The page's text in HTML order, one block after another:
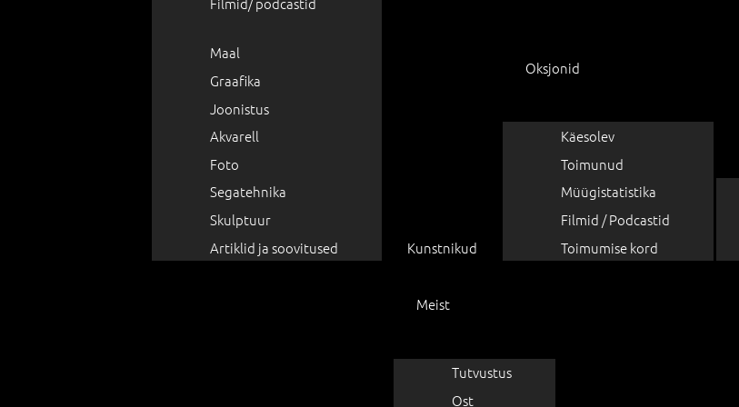
Maal
Graafika
Joonistus
Akvarell
Foto
Segatehnika
Skulptuur
Artiklid ja soovitused
Kunstnikud
Oksjonid
Käesolev
Toimunud
Müügistatistika
Filmid / Podcastid
Toimumise kord
Meist
Tutvustus
Ost